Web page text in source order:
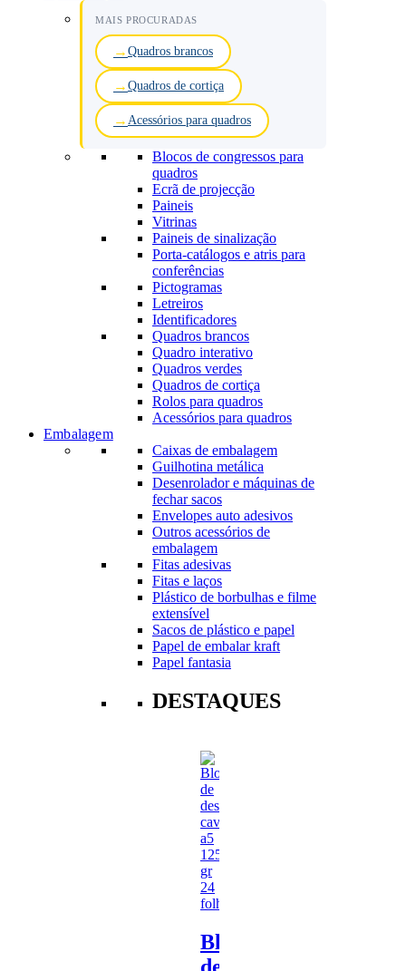
MAIS PROCURADAS
Quadros brancos
Quadros de cortiça
Acessórios para quadros
Blocos de congressos para
quadros
Ecrã de projecção
Paineis
Vitrinas
Paineis de sinalização
Porta-catálogos e atris para
conferências
Pictogramas
Letreiros
Identificadores
Quadros brancos
Quadro interativo
Quadros verdes
Quadros de cortiça
Rolos para quadros
Acessórios para quadros
Embalagem
Caixas de embalagem
Guilhotina metálica
Desenrolador e máquinas de
fechar sacos
Envelopes auto adesivos
Outros acessórios de
embalagem
Fitas adesivas
Fitas e laços
Plástico de borbulhas e filme
extensível
Sacos de plástico e papel
Papel de embalar kraft
Papel fantasia
DESTAQUES
Bloco
de